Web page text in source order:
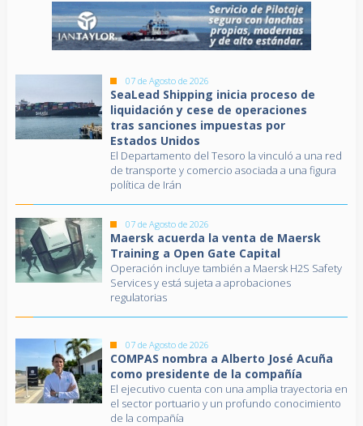
07 de Agosto de 2026
SeaLead Shipping inicia proceso de
liquidación y cese de operaciones
tras sanciones impuestas por
Estados Unidos
El Departamento del Tesoro la vinculó a una red
de transporte y comercio asociada a una figura
política de Irán
07 de Agosto de 2026
Maersk acuerda la venta de Maersk
Training a Open Gate Capital
Operación incluye también a Maersk H2S Safety
Services y está sujeta a aprobaciones
regulatorias
07 de Agosto de 2026
COMPAS nombra a Alberto José Acuña
como presidente de la compañía
El ejecutivo cuenta con una amplia trayectoria en
el sector portuario y un profundo conocimiento
de la compañía